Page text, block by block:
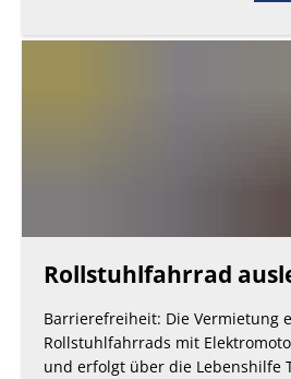
Rollstuhlfahrrad
Barrierefreiheit: Die Vermietung
Rollstuhlfahrrads mit
und erfolgt über die Lebenshilfe